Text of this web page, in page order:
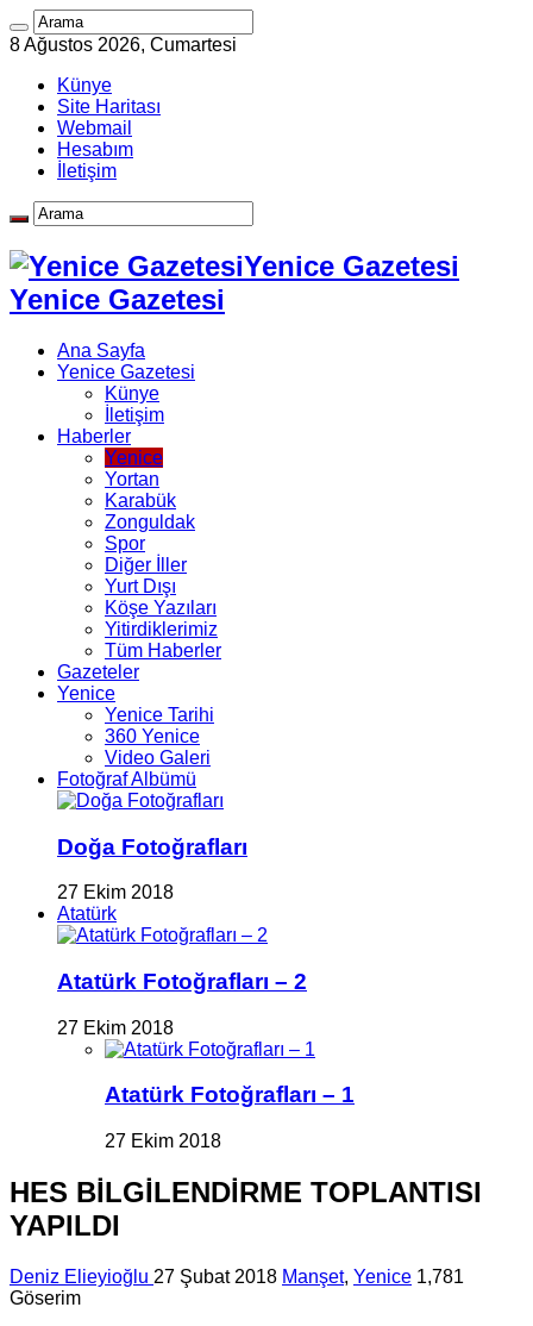
8 Ağustos 2026, Cumartesi
Künye
Site Haritası
Webmail
Hesabım
İletişim
Yenice Gazetesi
Yenice Gazetesi
Ana Sayfa
Yenice Gazetesi
Künye
İletişim
Haberler
Yenice
Yortan
Karabük
Zonguldak
Spor
Diğer İller
Yurt Dışı
Köşe Yazıları
Yitirdiklerimiz
Tüm Haberler
Gazeteler
Yenice
Yenice Tarihi
360 Yenice
Video Galeri
Fotoğraf Albümü
Doğa Fotoğrafları
27 Ekim 2018
Atatürk
Atatürk Fotoğrafları – 2
27 Ekim 2018
Atatürk Fotoğrafları – 1
27 Ekim 2018
HES BİLGİLENDİRME TOPLANTISI
YAPILDI
Deniz Elieyioğlu 27 Şubat 2018 Manşet, Yenice 1,781
Göserim